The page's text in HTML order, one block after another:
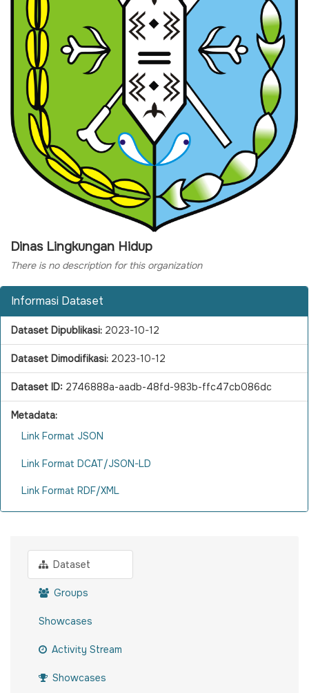
Dinas Lingkungan Hidup
There is no description for this organization
Informasi Dataset
Dataset Dipublikasi: 2023-10-12
Dataset Dimodifikasi: 2023-10-12
Dataset ID: 2746888a-aadb-48fd-983b-ffc47cb086dc
Metadata:
Link Format JSON
Link Format DCAT/JSON-LD
Link Format RDF/XML
Dataset
Groups
Showcases
Activity Stream
Showcases